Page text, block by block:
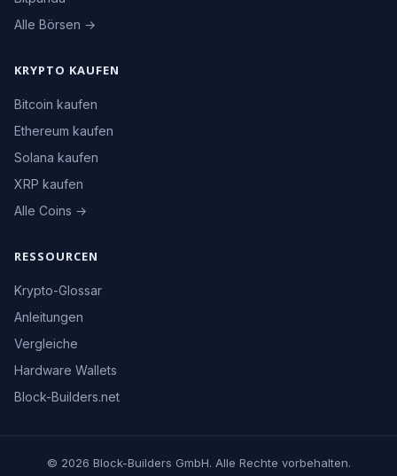
Alle Börsen →
KRYPTO KAUFEN
Bitcoin kaufen
Ethereum kaufen
Solana kaufen
XRP kaufen
Alle Coins →
RESSOURCEN
Krypto-Glossar
Anleitungen
Vergleiche
Hardware Wallets
Block-Builders.net
© 2026 Block-Builders GmbH. Alle Rechte vorbehalten.